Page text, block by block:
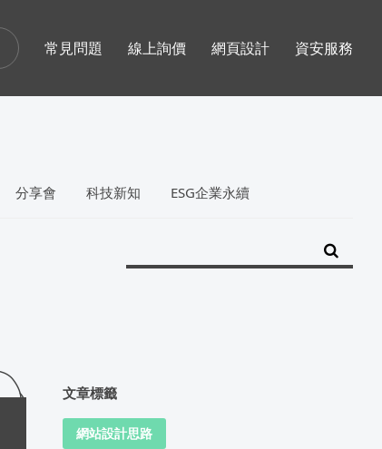
分享會 科技新知 ESG企業永續
文章標籤
網站設計思路